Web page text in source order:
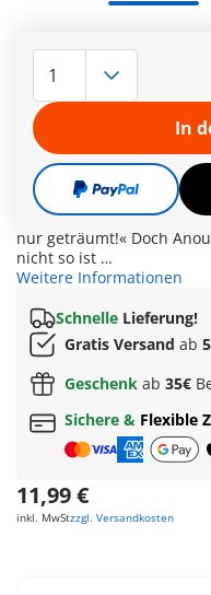
Inhalt:
Anouk ist liebenswert
nicht: Schlafen gehen! Umso mehr wundern sich ihre Eltern,
als Anouk
Denn was sie nicht
neuerdings aufregende Abenteuer. Erzählt sie am nächsten
Tag davon, sagen ihre Eltern stets: »Schatz, das hast
nur geträumt!« Doch Anouk hat »Beweise«
nicht so ist …
Weitere Informationen
Schnelle Lieferung!
Gratis Versand ab
Geschenk ab 35€
Sichere & Flexible
11,99 €
inkl. MwStzzgl. Versandkosten
In